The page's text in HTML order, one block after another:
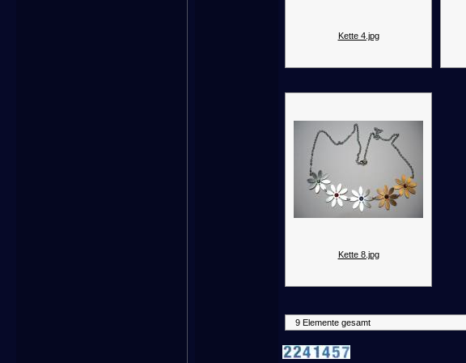
Kette 4.jpg
Kette 8.jpg
9 Elemente gesamt